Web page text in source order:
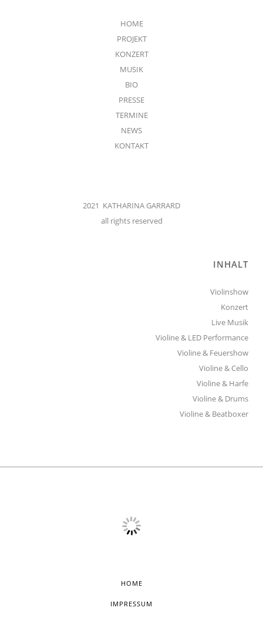
HOME
PROJEKT
KONZERT
MUSIK
BIO
PRESSE
TERMINE
NEWS
KONTAKT
2021 KATHARINA GARRARD
all rights reserved
INHALT
Violinshow
Konzert
Live Musik
Violine & LED Performance
Violine & Feuershow
Violine & Cello
Violine & Harfe
Violine & Drums
Violine & Beatboxer
HOME
IMPRESSUM